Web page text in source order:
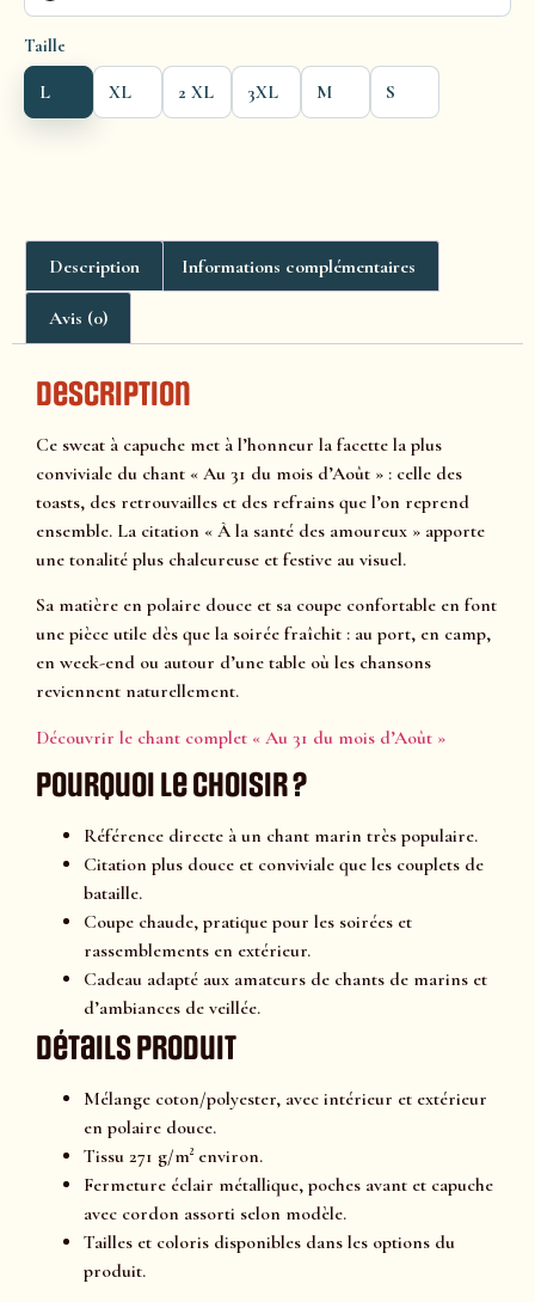
Taille
L XL 2 XL 3XL M S
Description Informations complémentaires
Avis (0)
Description
Ce sweat à capuche met à l’honneur la facette la plus
conviviale du chant « Au 31 du mois d’Août » : celle des
toasts, des retrouvailles et des refrains que l’on reprend
ensemble. La citation « À la santé des amoureux » apporte
une tonalité plus chaleureuse et festive au visuel.
Sa matière en polaire douce et sa coupe confortable en font
une pièce utile dès que la soirée fraîchit : au port, en camp,
en week-end ou autour d’une table où les chansons
reviennent naturellement.
Découvrir le chant complet « Au 31 du mois d’Août »
Pourquoi le choisir ?
Référence directe à un chant marin très populaire.
Citation plus douce et conviviale que les couplets de
bataille.
Coupe chaude, pratique pour les soirées et
rassemblements en extérieur.
Cadeau adapté aux amateurs de chants de marins et
d’ambiances de veillée.
Détails produit
Mélange coton/polyester, avec intérieur et extérieur
en polaire douce.
Tissu 271 g/m² environ.
Fermeture éclair métallique, poches avant et capuche
avec cordon assorti selon modèle.
Tailles et coloris disponibles dans les options du
produit.